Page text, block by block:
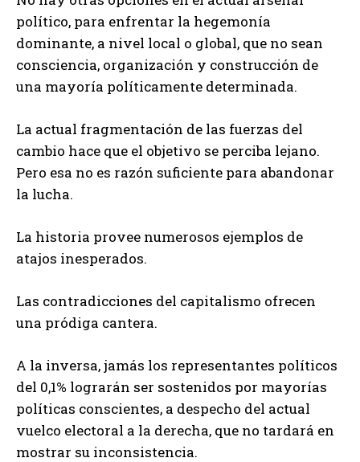
político, para enfrentar la hegemonía
dominante, a nivel local o global, que no sean
consciencia, organización y construcción de
una mayoría políticamente determinada.
La actual fragmentación de las fuerzas del
cambio hace que el objetivo se perciba lejano.
Pero esa no es razón suficiente para abandonar
la lucha.
La historia provee numerosos ejemplos de
atajos inesperados.
Las contradicciones del capitalismo ofrecen
una pródiga cantera.
A la inversa, jamás los representantes políticos
del 0,1% lograrán ser sostenidos por mayorías
políticas conscientes, a despecho del actual
vuelco electoral a la derecha, que no tardará en
mostrar su inconsistencia.